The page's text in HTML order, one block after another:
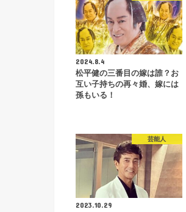
2024.8.4
松平健の三番目の嫁は誰？お
互い子持ちの再々婚、嫁には
孫もいる！
芸能人
2023.10.29